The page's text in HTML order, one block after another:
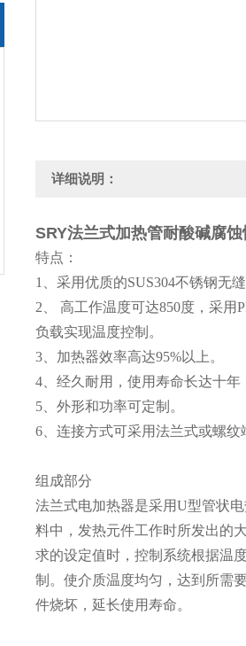
详细说明：
SRY法兰式加热管耐酸碱腐蚀
特点：
1、采用优质的SUS304不锈钢无
2、 高工作温度可达850度，采
负载实现温度控制。
3、加热器效率高达95%以上。
4、经久耐用，使用寿命长达十
5、外形和功率可定制。
6、连接方式可采用法兰式或螺纹
组成部分
法兰式电加热器是采用U型管状
料中，发热元件工作时所发出的
求的设定值时，控制系统根据温
制。使介质温度均匀，达到所需
件烧坏，延长使用寿命。